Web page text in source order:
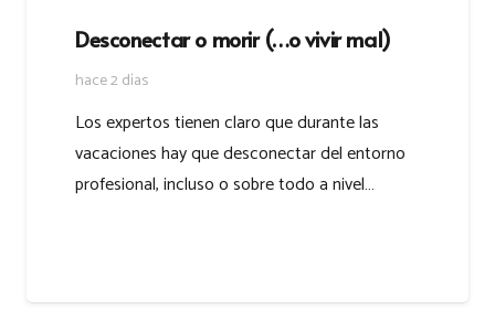
Desconectar o morir (…o vivir mal)
hace 2 días
Los expertos tienen claro que durante las
vacaciones hay que desconectar del entorno
profesional, incluso o sobre todo a nivel…